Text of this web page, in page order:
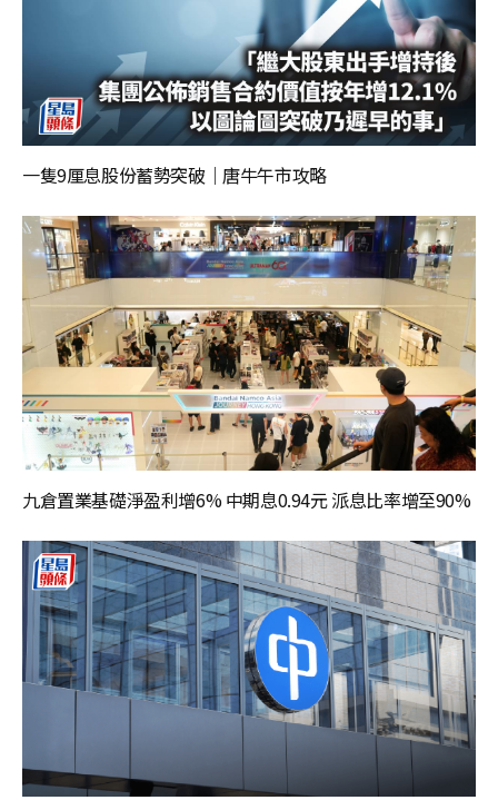
一隻9厘息股份蓄勢突破｜唐牛午市攻略
九倉置業基礎淨盈利增6% 中期息0.94元 派息比率增至90%